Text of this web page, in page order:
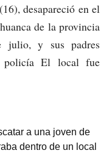
desapareció en el
de la provincia
julio, y sus padres
policía El local fue
a una joven de
dentro de un local